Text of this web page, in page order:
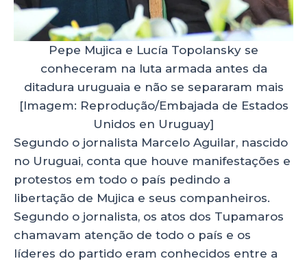
Pepe Mujica e Lucía Topolansky se
conheceram na luta armada antes da
ditadura uruguaia e não se separaram mais
[Imagem: Reprodução/Embajada de Estados
Unidos en Uruguay]
Segundo o jornalista Marcelo Aguilar, nascido
no Uruguai, conta que houve manifestações e
protestos em todo o país pedindo a
libertação de Mujica e seus companheiros.
Segundo o jornalista, os atos dos Tupamaros
chamavam atenção de todo o país e os
líderes do partido eram conhecidos entre a